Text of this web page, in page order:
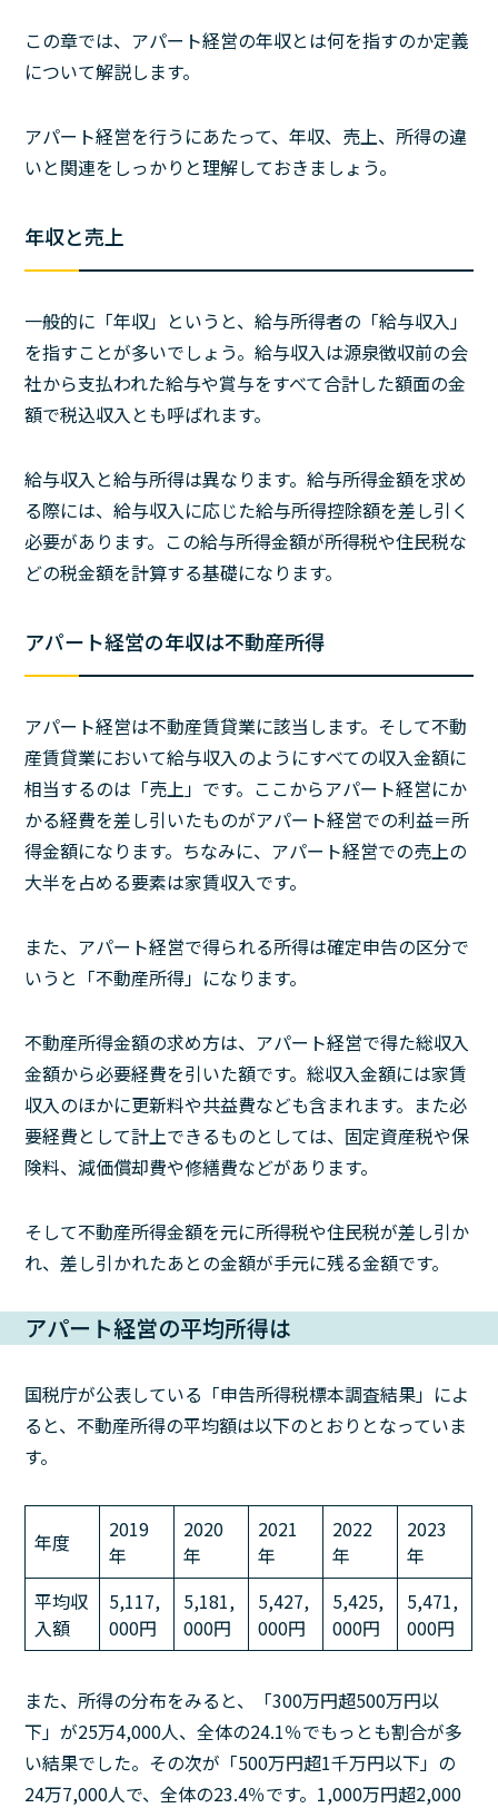
この章では、アパート経営の年収とは何を指すのか定義
について解説します。
アパート経営を行うにあたって、年収、売上、所得の違
いと関連をしっかりと理解しておきましょう。
年収と売上
一般的に「年収」というと、給与所得者の「給与収入」
を指すことが多いでしょう。給与収入は源泉徴収前の会
社から支払われた給与や賞与をすべて合計した額面の金
額で税込収入とも呼ばれます。
給与収入と給与所得は異なります。給与所得金額を求め
る際には、給与収入に応じた給与所得控除額を差し引く
必要があります。この給与所得金額が所得税や住民税な
どの税金額を計算する基礎になります。
アパート経営の年収は不動産所得
アパート経営は不動産賃貸業に該当します。そして不動
産賃貸業において給与収入のようにすべての収入金額に
相当するのは「売上」です。ここからアパート経営にか
かる経費を差し引いたものがアパート経営での利益＝所
得金額になります。ちなみに、アパート経営での売上の
大半を占める要素は家賃収入です。
また、アパート経営で得られる所得は確定申告の区分で
いうと「不動産所得」になります。
不動産所得金額の求め方は、アパート経営で得た総収入
金額から必要経費を引いた額です。総収入金額には家賃
収入のほかに更新料や共益費なども含まれます。また必
要経費として計上できるものとしては、固定資産税や保
険料、減価償却費や修繕費などがあります。
そして不動産所得金額を元に所得税や住民税が差し引か
れ、差し引かれたあとの金額が手元に残る金額です。
アパート経営の平均所得は
国税庁が公表している「申告所得税標本調査結果」によ
ると、不動産所得の平均額は以下のとおりとなっていま
す。
年度
2019
年
2020
年
2021
年
2022
年
2023
年
平均収
入額
5,117,
000円
5,181,
000円
5,427,
000円
5,425,
000円
5,471,
000円
また、所得の分布をみると、「300万円超500万円以
下」が25万4,000人、全体の24.1％でもっとも割合が多
い結果でした。その次が「500万円超1千万円以下」の
24万7,000人で、全体の23.4％です。1,000万円超2,000